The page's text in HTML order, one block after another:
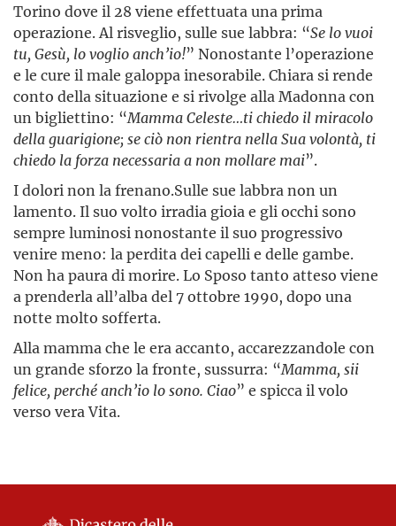
Torino dove il 28 viene effettuata una prima
operazione. Al risveglio, sulle sue labbra: “Se lo vuoi
tu, Gesù, lo voglio anch’io!” Nonostante l’operazione
e le cure il male galoppa inesorabile. Chiara si rende
conto della situazione e si rivolge alla Madonna con
un bigliettino: “Mamma Celeste…ti chiedo il miracolo
della guarigione; se ciò non rientra nella Sua volontà, ti
chiedo la forza necessaria a non mollare mai”.
I dolori non la frenano.Sulle sue labbra non un
lamento. Il suo volto irradia gioia e gli occhi sono
sempre luminosi nonostante il suo progressivo
venire meno: la perdita dei capelli e delle gambe.
Non ha paura di morire. Lo Sposo tanto atteso viene
a prenderla all’alba del 7 ottobre 1990, dopo una
notte molto sofferta.
Alla mamma che le era accanto, accarezzandole con
un grande sforzo la fronte, sussurra: “Mamma, sii
felice, perché anch’io lo sono. Ciao” e spicca il volo
verso vera Vita.